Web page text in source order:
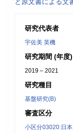
研究代表者
宇佐美 英機
研究期間 (年度)
2019 – 2021
研究種目
基盤研究(B)
審査区分
小区分03020:日